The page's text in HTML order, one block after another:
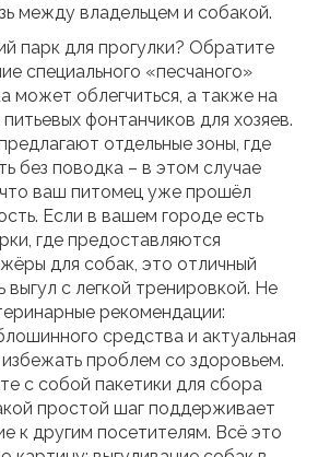
между владельцем и собакой.
парк для прогулки? Обратите
специального «песчаного»
может облегчиться, а также на
фонтанчиков для хозяев.
отдельные зоны, где
без поводка – в этом случае
ваш питомец уже прошёл
Если в вашем городе есть
где предоставляются
для собак, это отличный
с легкой тренировкой. Не
рекомендации:
средства и актуальная
проблем со здоровьем.
с собой пакетики для сбора
простой шаг поддерживает
к другим посетителям. Всё это